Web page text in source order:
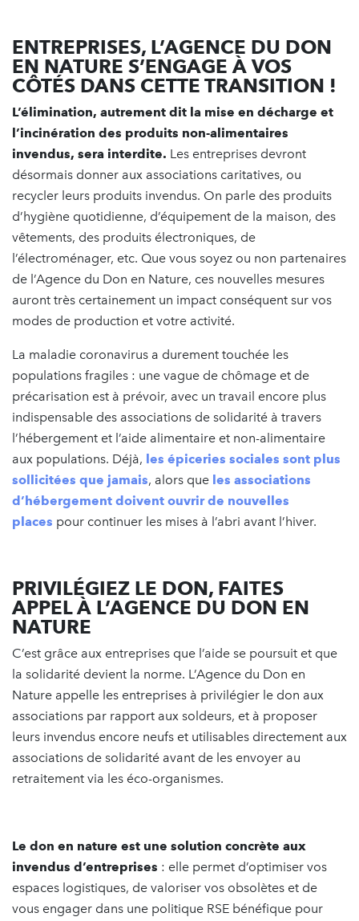
ENTREPRISES, L’AGENCE DU DON
EN NATURE S’ENGAGE À VOS
CÔTÉS DANS CETTE TRANSITION !
L’élimination, autrement dit la mise en décharge et
l’incinération des produits non-alimentaires
invendus, sera interdite. Les entreprises devront
désormais donner aux associations caritatives, ou
recycler leurs produits invendus. On parle des produits
d’hygiène quotidienne, d’équipement de la maison, des
vêtements, des produits électroniques, de
l’électroménager, etc. Que vous soyez ou non partenaires
de l’Agence du Don en Nature, ces nouvelles mesures
auront très certainement un impact conséquent sur vos
modes de production et votre activité.
La maladie coronavirus a durement touchée les
populations fragiles : une vague de chômage et de
précarisation est à prévoir, avec un travail encore plus
indispensable des associations de solidarité à travers
l’hébergement et l’aide alimentaire et non-alimentaire
aux populations. Déjà, les épiceries sociales sont plus
sollicitées que jamais, alors que les associations
d’hébergement doivent ouvrir de nouvelles
places pour continuer les mises à l’abri avant l’hiver.
PRIVILÉGIEZ LE DON, FAITES
APPEL À L’AGENCE DU DON EN
NATURE
C’est grâce aux entreprises que l’aide se poursuit et que
la solidarité devient la norme. L’Agence du Don en
Nature appelle les entreprises à privilégier le don aux
associations par rapport aux soldeurs, et à proposer
leurs invendus encore neufs et utilisables directement aux
associations de solidarité avant de les envoyer au
retraitement via les éco-organismes.
Le don en nature est une solution concrète aux
invendus d’entreprises : elle permet d’optimiser vos
espaces logistiques, de valoriser vos obsolètes et de
vous engager dans une politique RSE bénéfique pour